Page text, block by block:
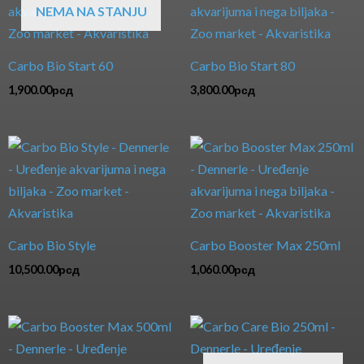
NEMA NA STANJU
Carbo Bio Start 60
1,900.00рсд
Carbo Bio Start 80
3,800.00рсд
Carbo Bio Style
10,500.00рсд
Carbo Booster Max 250ml
1,060.00рсд